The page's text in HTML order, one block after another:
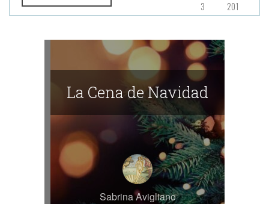
201
3
La Cena de Navidad
Sabrina Avigliano